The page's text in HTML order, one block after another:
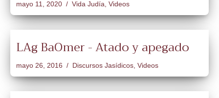
mayo 11, 2020 Vida Judía, Videos
LAg BaOmer - Atado y apegado
mayo 26, 2016 Discursos Jasídicos, Videos